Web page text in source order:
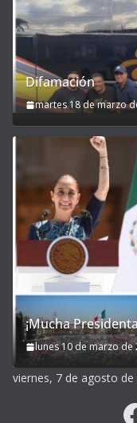
Difamación
martes 18 de marzo
¡Mucha
lunes 10 de marzo de
viernes, 7 de agosto de